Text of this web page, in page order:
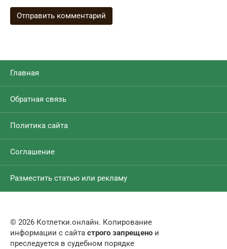
Главная
Обратная связь
Политика сайта
Соглашение
Разместить статью или рекламу
© 2026 Котлетки.онлайн. Копирование
информации с сайта строго запрещено и
преследуется в судебном порядке